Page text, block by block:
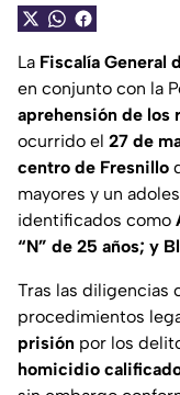
La Fiscalía General
en conjunto con la
aprehensión de los
ocurrido el 27 de
centro de Fresnillo
mayores y un
identificados como
“N” de 25 años; y
Tras las diligencias
procedimientos
prisión por los
homicidio